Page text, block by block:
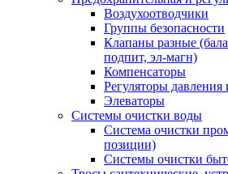
Воздухоотводчики
Группы безопасности
Клапаны разные
подпит, эл-магн)
Компенсаторы
Регуляторы давления
Элеваторы
Системы очистки воды
Система очистки
позиции)
Системы очистки